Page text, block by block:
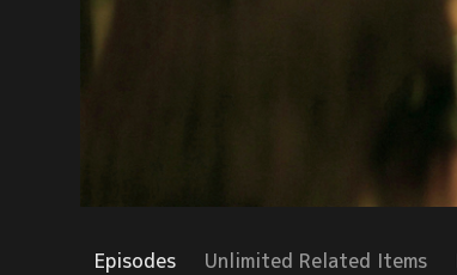
Episodes Unlimited Related Items